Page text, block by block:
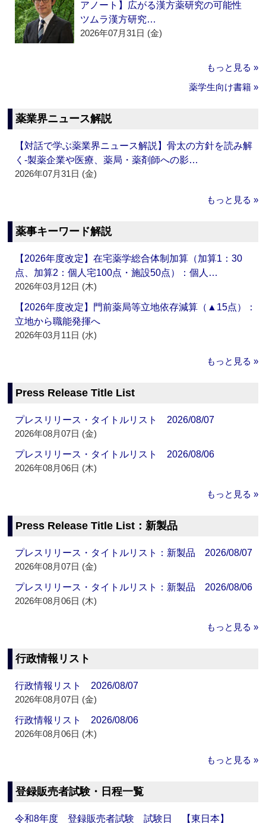
アノート】広がる漢方薬研究の可能性
ツムラ漢方研究…
2026年07月31日 (金)
もっと見る »
薬学生向け書籍 »
薬業界ニュース解説
【対話で学ぶ薬業界ニュース解説】骨太の方針を読み解
く‐製薬企業や医療、薬局・薬剤師への影…
2026年07月31日 (金)
もっと見る »
薬事キーワード解説
【2026年度改定】在宅薬学総合体制加算（加算1：30
点、加算2：個人宅100点・施設50点）：個人…
2026年03月12日 (木)
【2026年度改定】門前薬局等立地依存減算（▲15点）：
立地から職能発揮へ
2026年03月11日 (水)
もっと見る »
Press Release Title List
プレスリリース・タイトルリスト 2026/08/07
2026年08月07日 (金)
プレスリリース・タイトルリスト 2026/08/06
2026年08月06日 (木)
もっと見る »
Press Release Title List：新製品
プレスリリース・タイトルリスト：新製品 2026/08/07
2026年08月07日 (金)
プレスリリース・タイトルリスト：新製品 2026/08/06
2026年08月06日 (木)
もっと見る »
行政情報リスト
行政情報リスト 2026/08/07
2026年08月07日 (金)
行政情報リスト 2026/08/06
2026年08月06日 (木)
もっと見る »
登録販売者試験・日程一覧
令和8年度 登録販売者試験 試験日 【東日本】